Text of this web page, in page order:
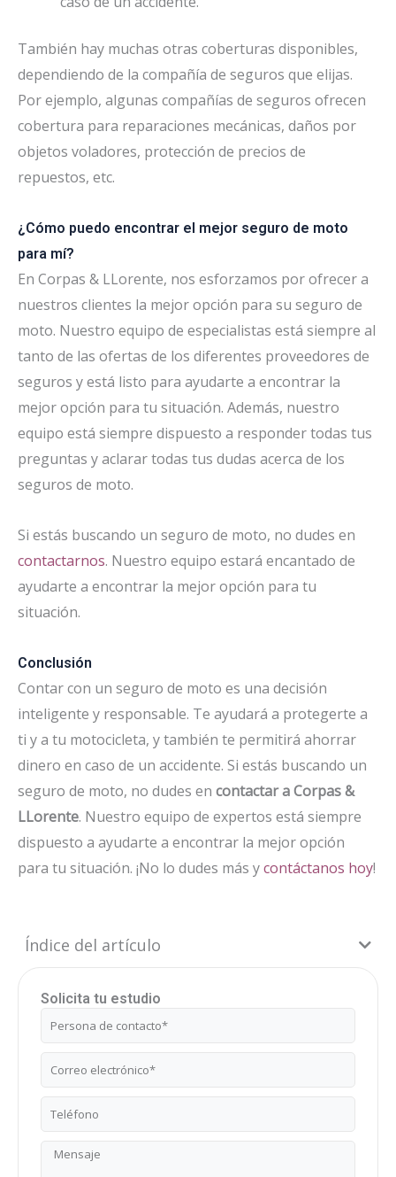
También hay muchas otras coberturas disponibles,
dependiendo de la compañía de seguros que elijas.
Por ejemplo, algunas compañías de seguros ofrecen
cobertura para reparaciones mecánicas, daños por
objetos voladores, protección de precios de
repuestos, etc.
¿Cómo puedo encontrar el mejor seguro de moto
para mí?
En Corpas & LLorente, nos esforzamos por ofrecer a
nuestros clientes la mejor opción para su seguro de
moto. Nuestro equipo de especialistas está siempre al
tanto de las ofertas de los diferentes proveedores de
seguros y está listo para ayudarte a encontrar la
mejor opción para tu situación. Además, nuestro
equipo está siempre dispuesto a responder todas tus
preguntas y aclarar todas tus dudas acerca de los
seguros de moto.
Si estás buscando un seguro de moto, no dudes en
contactarnos. Nuestro equipo estará encantado de
ayudarte a encontrar la mejor opción para tu
situación.
Conclusión
Contar con un seguro de moto es una decisión
inteligente y responsable. Te ayudará a protegerte a
ti y a tu motocicleta, y también te permitirá ahorrar
dinero en caso de un accidente. Si estás buscando un
seguro de moto, no dudes en contactar a Corpas &
LLorente. Nuestro equipo de expertos está siempre
dispuesto a ayudarte a encontrar la mejor opción
para tu situación. ¡No lo dudes más ycontáctanos hoy!
Índice del artículo
Solicita tu estudio
Nombre
Correo
electrónico
Teléfono
Mensaje